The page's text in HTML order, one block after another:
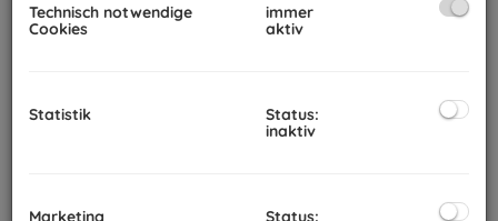
Technisch notwendige
Cookies
immer
aktiv
Statistik
Status:
inaktiv
Marketing
Status: